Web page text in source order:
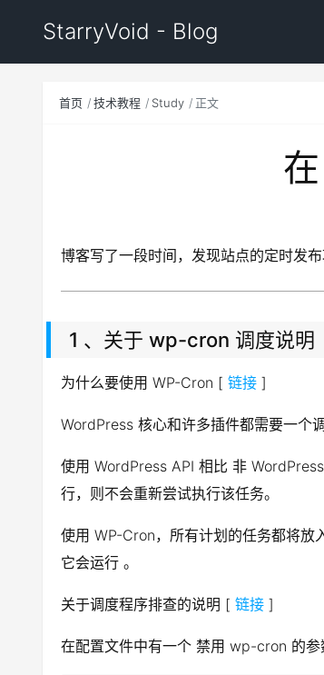
StarryVoid - Blog
首页 技术教程 Study 正文
博客写了一段时间，发现站点的定时发
1 、关于 wp-cron 调度说明
为什么要使用 WP-Cron [ 链接 ]
WordPress 核心和许多插件都需要一个
使用 WordPress API 相比 非
行，则不会重新尝试执行该任务。
使用 WP-Cron，所有计划的任务都将放
它会运行 。
关于调度程序排查的说明 [ 链接 ]
在配置文件中有一个 禁用 wp-cron 的参